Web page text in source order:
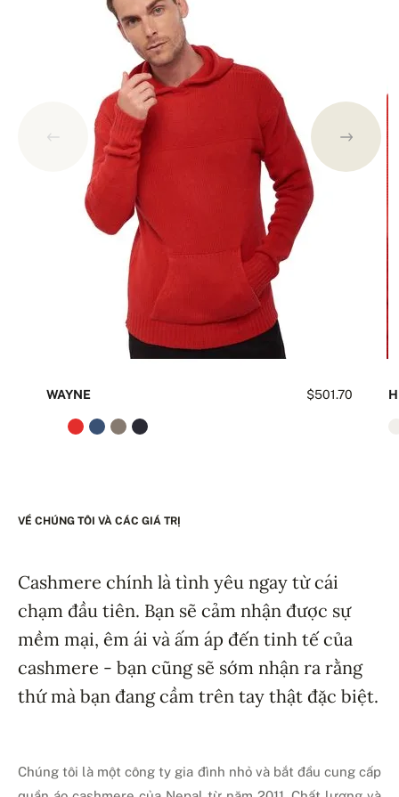
$501.70
WAYNE
VỀ CHÚNG TÔI VÀ CÁC GIÁ TRỊ
Cashmere chính là tình yêu ngay từ cái
chạm đầu tiên. Bạn sẽ cảm nhận được sự
mềm mại, êm ái và ấm áp đến tinh tế của
cashmere - bạn cũng sẽ sớm nhận ra rằng
thứ mà bạn đang cầm trên tay thật đặc biệt.
Chúng tôi là một công ty gia đình nhỏ và bắt đầu cung cấp